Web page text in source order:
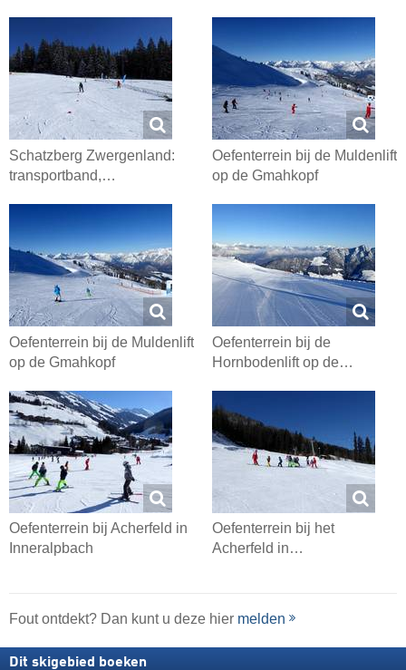
Schatzberg Zwergenland:
transportband,…
Oefenterrein bij de Muldenlift
op de Gmahkopf
Oefenterrein bij de Muldenlift
op de Gmahkopf
Oefenterrein bij de
Hornbodenlift op de…
Oefenterrein bij Acherfeld in
Inneralpbach
Oefenterrein bij het
Acherfeld in…
Fout ontdekt? Dan kunt u deze hier melden
Dit skigebied boeken